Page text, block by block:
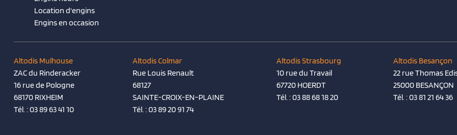
Location d'engins
Engins en occasion
Altodis Mulhouse
ZAC du Rinderacker
16 rue de Pologne
68170 RIXHEIM
Tél. :03 89 63 41 10
Altodis Colmar
Rue Louis Renault
68127
SAINTE-CROIX-EN-PLAINE
Tél. :03 89 20 91 74
Altodis Strasbourg
10 rue du Travail
67720 HOERDT
Tél. :03 88 68 18 20
Altodis Besançon
22 rue Thomas
25000 BESANÇON
Tél. :03 81 21 64 36